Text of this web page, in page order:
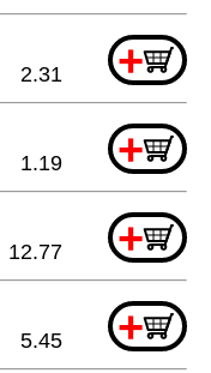
+
2.31
+
1.19
+
12.77
+
5.45